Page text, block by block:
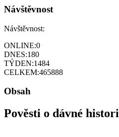
Návštěvnost
Návštěvnost:
ONLINE:0
DNES:180
TÝDEN:1484
CELKEM:465888
Obsah
Pověsti o dávné